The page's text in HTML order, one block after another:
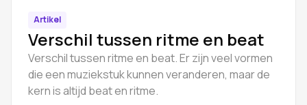
Artikel
Verschil tussen ritme en beat
Verschil tussen ritme en beat. Er zijn veel vormen
die een muziekstuk kunnen veranderen, maar de
kern is altijd beat en ritme.